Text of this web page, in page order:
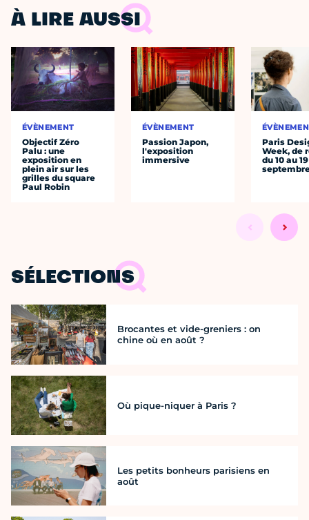
À LIRE AUSSI
ÉVÈNEMENT
Objectif Zéro
Palu : une
exposition en
plein air sur les
grilles du square
Paul Robin
ÉVÈNEMENT
Passion Japon,
l'exposition
immersive
Paris
Week, de
du 10 au 19
SÉLECTIONS
Brocantes et vide-greniers : on
chine où en août ?
Où pique-niquer à Paris ?
Les petits bonheurs parisiens en
août